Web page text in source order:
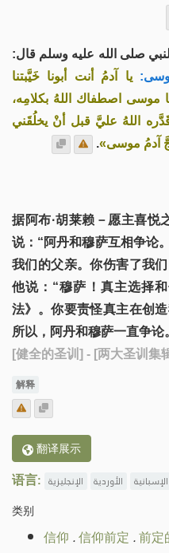
صلى الله عليه وسلم قال:
يا آدمُ أنت أبونا خَيَّبتنا
موسى اصطفاك اللهُ بكلامِه،
اللهُ عليَّ قبل أنْ يخلُقَني
آدمُ موسى».
据阿布·胡莱赖－愿主喜悦
说：“阿丹和穆萨互相争论
我们的父亲。你伤害了我
他说：“穆萨！真主选择
法》。你要责怪真主在创
所以，阿丹和穆萨一直争论
[健全的圣训] - [两大圣训集
解释
翻译展示
语言: الإنجليزية الأوردية الإسبانية
类别
信仰 .信仰前定 .前定